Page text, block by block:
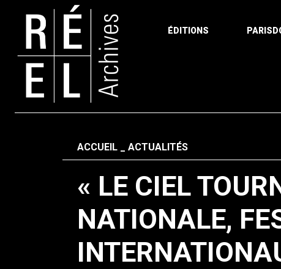
ÉDITIONS
Fil d'ariane
ACCUEIL ACTUALITÉS
« LE CIEL
NATIONALE,